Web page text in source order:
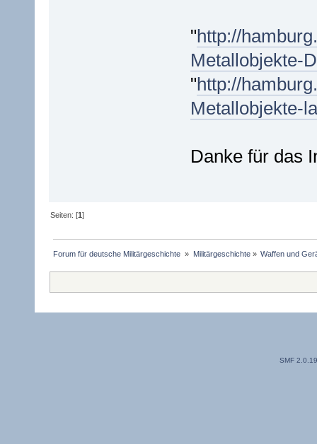
"http://
Metallobjekte-
"http://
Metallobjekte-
Danke für das
Seiten: [1]
Forum für deutsche Militärgeschichte » Militärgeschichte» Waffen und
SMF 2.0.19